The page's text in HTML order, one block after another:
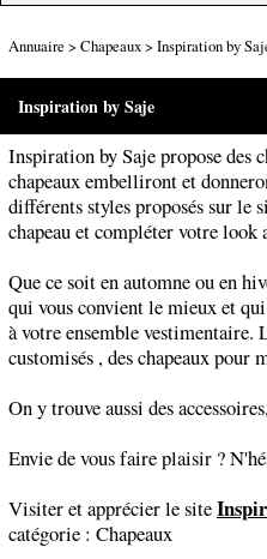
Annuaire > Chapeaux> Inspiration by
Inspiration by Saje
Inspiration by Saje propose des
chapeaux embelliront et
différents styles proposés sur le
chapeau et compléter votre look
Que ce soit en automne ou en
qui vous convient le mieux et
à votre ensemble vestimentaire.
customisés , des chapeaux pour
On y trouve aussi des
Envie de vous faire plaisir ?
Visiter et apprécier le site
catégorie : Chapeaux